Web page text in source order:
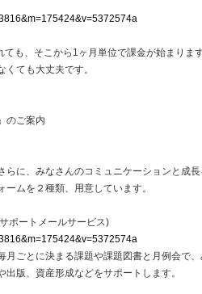
も、そこから1ヶ月単位で課金が始まりま
ても大丈夫です。
のご案内
らに、みなさんのコミュニケーションと成
ムを２種類、用意しています。
ポートメールサービス)
月ごとに決まる課題や課題図書と月例会で
版、資産形成などをサポートします。